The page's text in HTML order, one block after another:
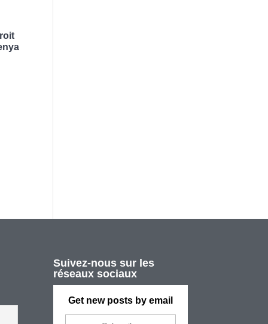
Suivez-nous sur les
réseaux sociaux
Get new posts by email